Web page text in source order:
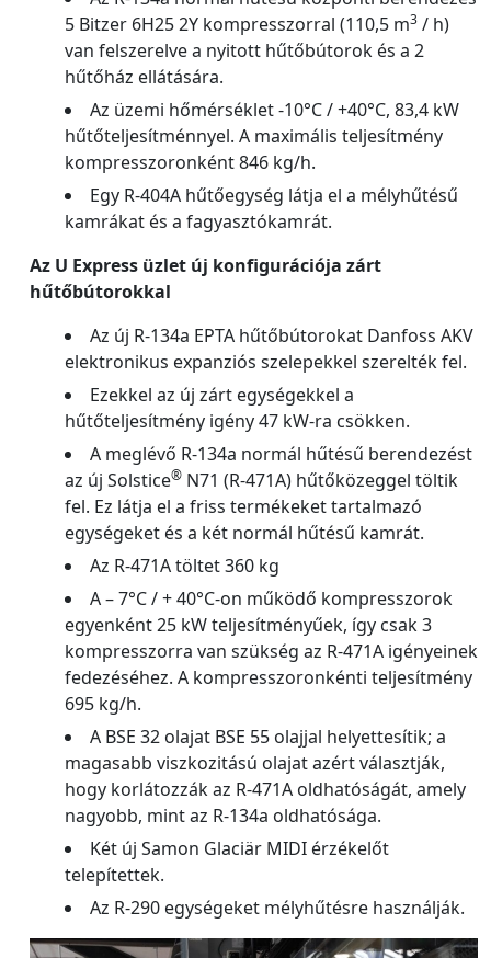
5 Bitzer 6H25 2Y kompresszorral (110,5 m3 / h)
van felszerelve a nyitott hűtőbútorok és a 2
hűtőház ellátására.
Az üzemi hőmérséklet -10°C / +40°C, 83,4 kW
hűtőteljesítménnyel. A maximális teljesítmény
kompresszoronként 846 kg/h.
Egy R-404A hűtőegység látja el a mélyhűtésű
kamrákat és a fagyasztókamrát.
Az U Express üzlet új konfigurációja zárt
hűtőbútorokkal
Az új R-134a EPTA hűtőbútorokat Danfoss AKV
elektronikus expanziós szelepekkel szerelték fel.
Ezekkel az új zárt egységekkel a
hűtőteljesítmény igény 47 kW-ra csökken.
A meglévő R-134a normál hűtésű berendezést
az új Solstice® N71 (R-471A) hűtőközeggel töltik
fel. Ez látja el a friss termékeket tartalmazó
egységeket és a két normál hűtésű kamrát.
Az R-471A töltet 360 kg
A – 7°C / + 40°C-on működő kompresszorok
egyenként 25 kW teljesítményűek, így csak 3
kompresszorra van szükség az R-471A igényeinek
fedezéséhez. A kompresszoronkénti teljesítmény
695 kg/h.
A BSE 32 olajat BSE 55 olajjal helyettesítik; a
magasabb viszkozitású olajat azért választják,
hogy korlátozzák az R-471A oldhatóságát, amely
nagyobb, mint az R-134a oldhatósága.
Két új Samon Glaciär MIDI érzékelőt
telepítettek.
Az R-290 egységeket mélyhűtésre használják.